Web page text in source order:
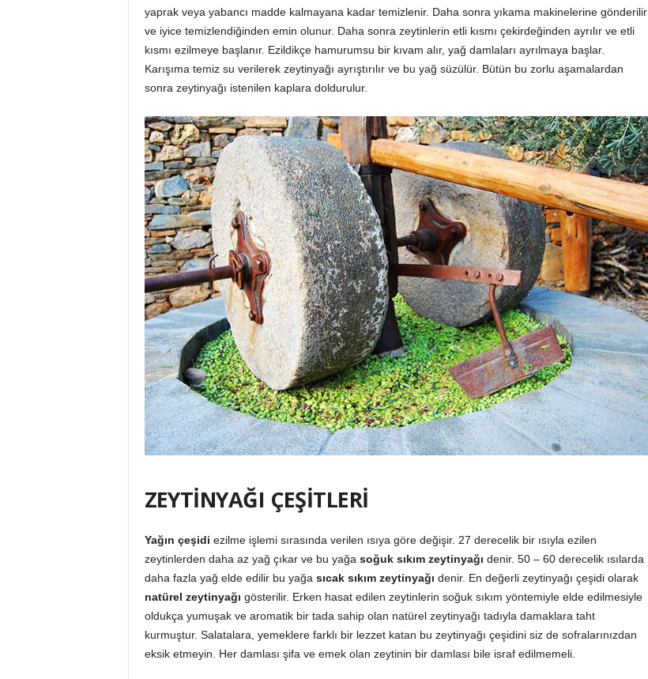
yaprak veya yabancı madde kalmayana kadar temizlenir. Daha sonra yıkama makinelerine gönderilir
ve iyice temizlendiğinden emin olunur. Daha sonra zeytinlerin etli kısmı çekirdeğinden ayrılır ve etli
kısmı ezilmeye başlanır. Ezildikçe hamurumsu bir kıvam alır, yağ damlaları ayrılmaya başlar.
Karışıma temiz su verilerek zeytinyağı ayrıştırılır ve bu yağ süzülür. Bütün bu zorlu aşamalardan
sonra zeytinyağı istenilen kaplara doldurulur.
ZEYTİNYAĞI ÇEŞİTLERİ
Yağın çeşidi ezilme işlemi sırasında verilen ısıya göre değişir. 27 derecelik bir ısıyla ezilen
zeytinlerden daha az yağ çıkar ve bu yağa soğuk sıkım zeytinyağı denir. 50 – 60 derecelik ısılarda
daha fazla yağ elde edilir bu yağa sıcak sıkım zeytinyağı denir. En değerli zeytinyağı çeşidi olarak
natürel zeytinyağı gösterilir. Erken hasat edilen zeytinlerin soğuk sıkım yöntemiyle elde edilmesiyle
oldukça yumuşak ve aromatik bir tada sahip olan natürel zeytinyağı tadıyla damaklara taht
kurmuştur. Salatalara, yemeklere farklı bir lezzet katan bu zeytinyağı çeşidini siz de sofralarınızdan
eksik etmeyin. Her damlası şifa ve emek olan zeytinin bir damlası bile israf edilmemeli.